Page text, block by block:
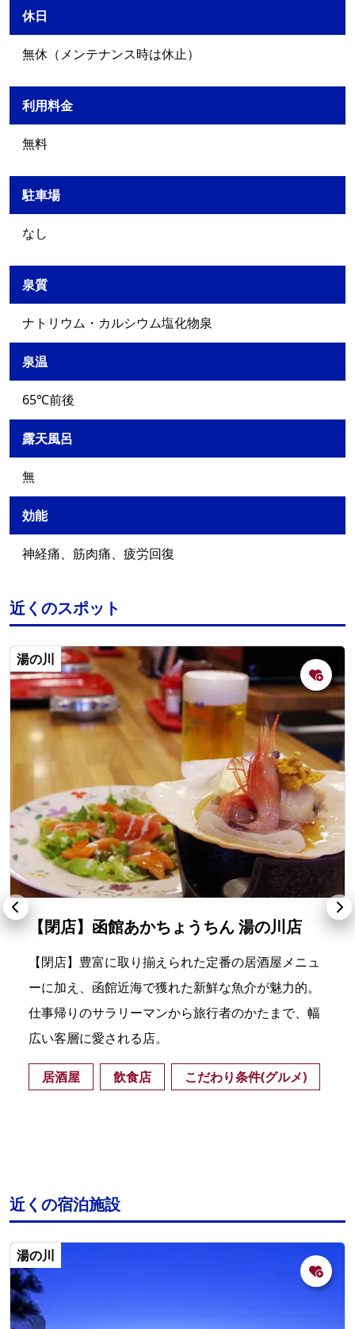
休日
無休（メンテナンス時は休止）
利用料金
無料
駐車場
なし
泉質
ナトリウム・カルシウム塩化物泉
泉温
65℃前後
露天風呂
無
効能
神経痛、筋肉痛、疲労回復
近くのスポット
湯の川
【閉店】函館あかちょうちん 湯の川店
【閉店】豊富に取り揃えられた定番の居酒屋メニュ
ーに加え、函館近海で獲れた新鮮な魚介が魅力的。
仕事帰りのサラリーマンから旅行者のかたまで、幅
広い客層に愛される店。
居酒屋 飲食店 こだわり条件(グルメ)
近くの宿泊施設
湯の川